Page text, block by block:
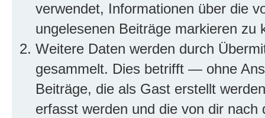
verwendet, Informationen über die
ungelesenen Beiträge markieren zu
Weitere Daten werden durch
gesammelt. Dies betrifft — ohne
Beiträge, die als Gast erstellt
erfasst werden und die von dir